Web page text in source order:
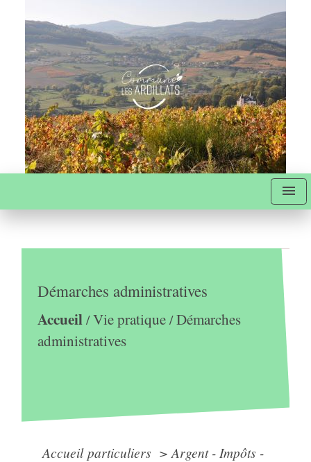
menu
Démarches administratives
Accueil/Vie pratique/Démarches
administratives
Accueil particuliers > Argent - Impôts -